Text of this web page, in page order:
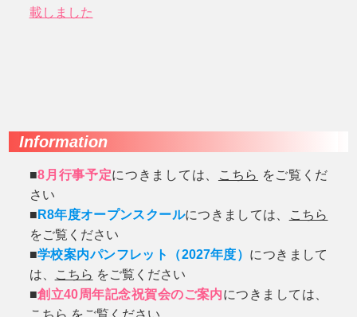
載しました
Information
■8月行事予定につきましては、 こちら をご覧くだ
さい
■ R8年度オープンスクールにつきましては、
こちら
をご覧ください
■学校案内パンフレット（2027年度） につきまして
は、
こちら をご覧ください
■創立40周年記念祝賀会のご案内につきましては、
こちら をご覧ください